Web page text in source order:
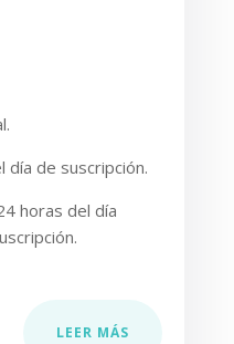
día de suscripción.
horas del día
LEER MÁS